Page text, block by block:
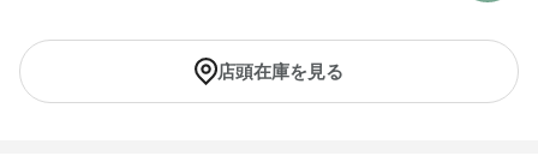
店頭在庫を見る